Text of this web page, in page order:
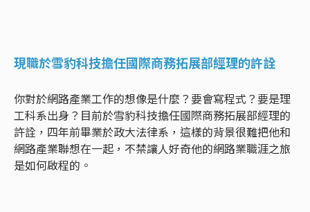
現職於雪豹科技擔任國際商務拓展部經理的許詮
你對於網路產業工作的想像是什麼？要會寫程式？要是理
工科系出身？目前於雪豹科技擔任國際商務拓展部經理的
許詮，四年前畢業於政大法律系，這樣的背景很難把他和
網路產業聯想在一起，不禁讓人好奇他的網路業職涯之旅
是如何啟程的。